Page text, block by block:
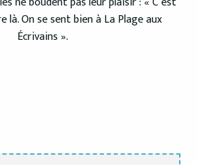
là. On se sent bien à La Plage aux
Écrivains ».